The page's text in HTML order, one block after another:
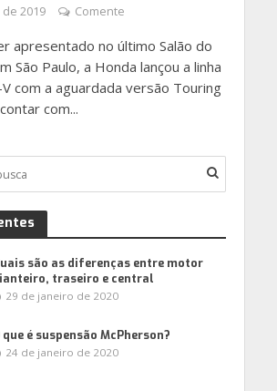
2019 Comente
apresentado no último Salão do
São Paulo, a Honda lançou a linha
com a aguardada versão Touring
com...
são as diferenças entre motor
traseiro e central
29 de janeiro de 2020
que é suspensão McPherson?
24 de janeiro de 2020